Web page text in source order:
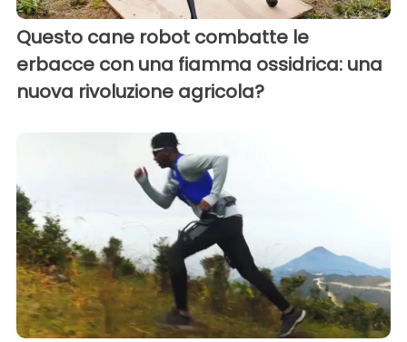
Questo cane robot combatte le
erbacce con una fiamma ossidrica: una
nuova rivoluzione agricola?